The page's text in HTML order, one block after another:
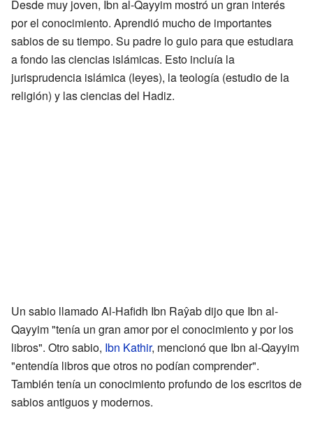
Desde muy joven, Ibn al-Qayyim mostró un gran interés
por el conocimiento. Aprendió mucho de importantes
sabios de su tiempo. Su padre lo guio para que estudiara
a fondo las ciencias islámicas. Esto incluía la
jurisprudencia islámica (leyes), la teología (estudio de la
religión) y las ciencias del Hadiz.
Un sabio llamado Al-Hafidh Ibn Raŷab dijo que Ibn al-
Qayyim "tenía un gran amor por el conocimiento y por los
libros". Otro sabio, Ibn Kathir, mencionó que Ibn al-Qayyim
"entendía libros que otros no podían comprender".
También tenía un conocimiento profundo de los escritos de
sabios antiguos y modernos.